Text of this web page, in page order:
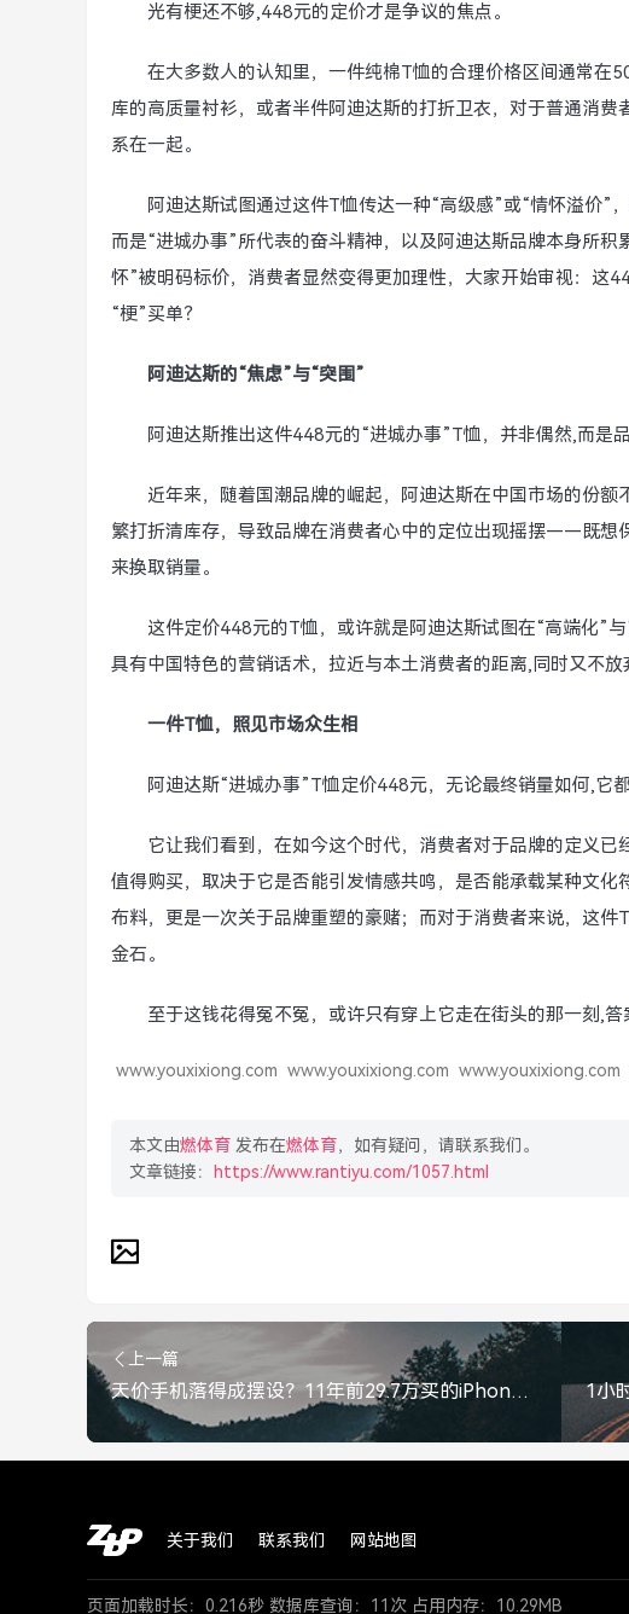
光有梗还不够,448元的定价才是争议的焦点。
在大多数人的认知里，一件纯棉T恤的合理价格区间通常在
库的高质量衬衫，或者半件阿迪达斯的打折卫衣，对于普通消
系在一起。
阿迪达斯试图通过这件T恤传达一种“高级感”或“情怀溢价”
而是“进城办事”所代表的奋斗精神，以及阿迪达斯品牌本身所
怀”被明码标价，消费者显然变得更加理性，大家开始审视：这
“梗”买单？
阿迪达斯的“焦虑”与“突围”
阿迪达斯推出这件448元的“进城办事”T恤，并非偶然,而是
近年来，随着国潮品牌的崛起，阿迪达斯在中国市场的份
繁打折清库存，导致品牌在消费者心中的定位出现摇摆——既想
来换取销量。
这件定价448元的T恤，或许就是阿迪达斯试图在“高端化”
具有中国特色的营销话术，拉近与本土消费者的距离,同时又不放
一件T恤，照见市场众生相
阿迪达斯“进城办事”T恤定价448元，无论最终销量如何,它
它让我们看到，在如今这个时代，消费者对于品牌的定义
值得购买，取决于它是否能引发情感共鸣，是否能承载某种文
布料，更是一次关于品牌重塑的豪赌；而对于消费者来说，这
金石。
至于这钱花得冤不冤，或许只有穿上它走在街头的那一刻,答
www.youxixiong.com www.youxixiong.com www.youxixiong.com
本文由燃体育 发布在燃体育，如有疑问，请联系我们。
文章链接：
https://www.rantiyu.com/1057.html
上一篇
天价手机落得成摆设？11年前29.7万买的iPhone如今沦为废铁，11年前29.7万买的iPhone如今沦为废铁
关于我们 联系我们 网站地图
页面加载时长：0.216秒 数据库查询：11次 占用内存：10.29MB